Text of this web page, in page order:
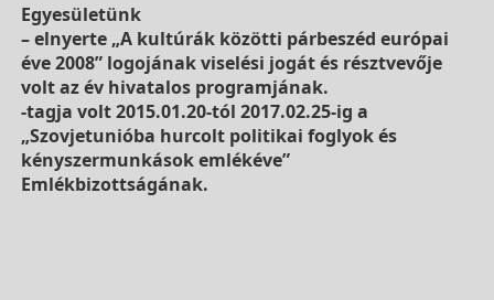
Egyesületünk
– elnyerte „A kultúrák közötti párbeszéd európai
éve 2008” logojának viselési jogát és résztvevője
volt az év hivatalos programjának.
-tagja volt 2015.01.20-tól 2017.02.25-ig a
„Szovjetunióba hurcolt politikai foglyok és
kényszermunkások emlékéve”
Emlékbizottságának.